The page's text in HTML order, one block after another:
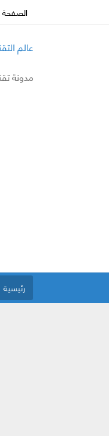
الصفحة
عالم
مدونة
رئيسية